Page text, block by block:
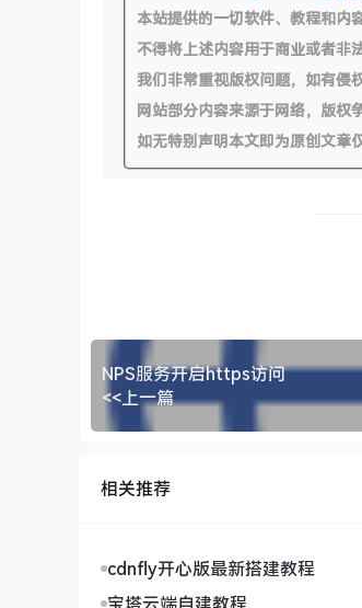
本站提供的一切软件、教程和内
不得将上述内容用于商业或者非
我们非常重视版权问题，如有侵
网站部分内容来源于网络，版权
如无特别声明本文即为原创文章
NPS服务开启https访问
<<上一篇
相关推荐
cdnfly开心版最新搭建教程